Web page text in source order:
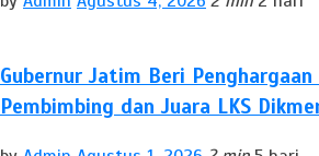
Gubernur Jatim Beri Penghargaan
Pembimbing dan Juara LKS